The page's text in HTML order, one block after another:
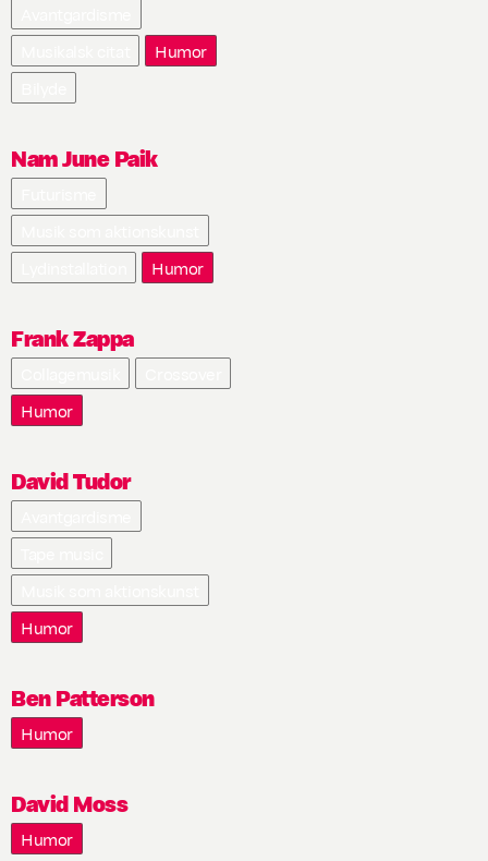
Humor
Nam June Paik
Humor
Frank Zappa
Humor
David Tudor
Humor
Ben Patterson
Humor
David Moss
Humor